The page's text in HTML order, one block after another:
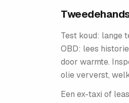
Test koud: lange
OBD: lees
door warmte.
olie ververst,
Een ex-taxi of